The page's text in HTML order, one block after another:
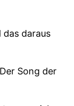
das daraus
Song der